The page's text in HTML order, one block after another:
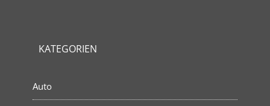
KATEGORIEN
Auto